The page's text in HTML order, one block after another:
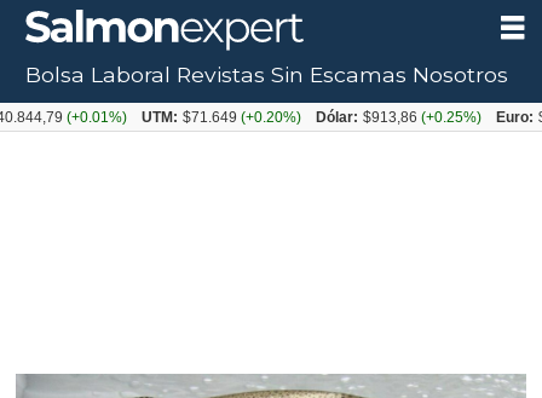
Bolsa Laboral Revistas Sin Escamas Nosotros
(+0.01%) UTM: $71.649(+0.20%) Dólar: $913,86(+0.25%) Euro: